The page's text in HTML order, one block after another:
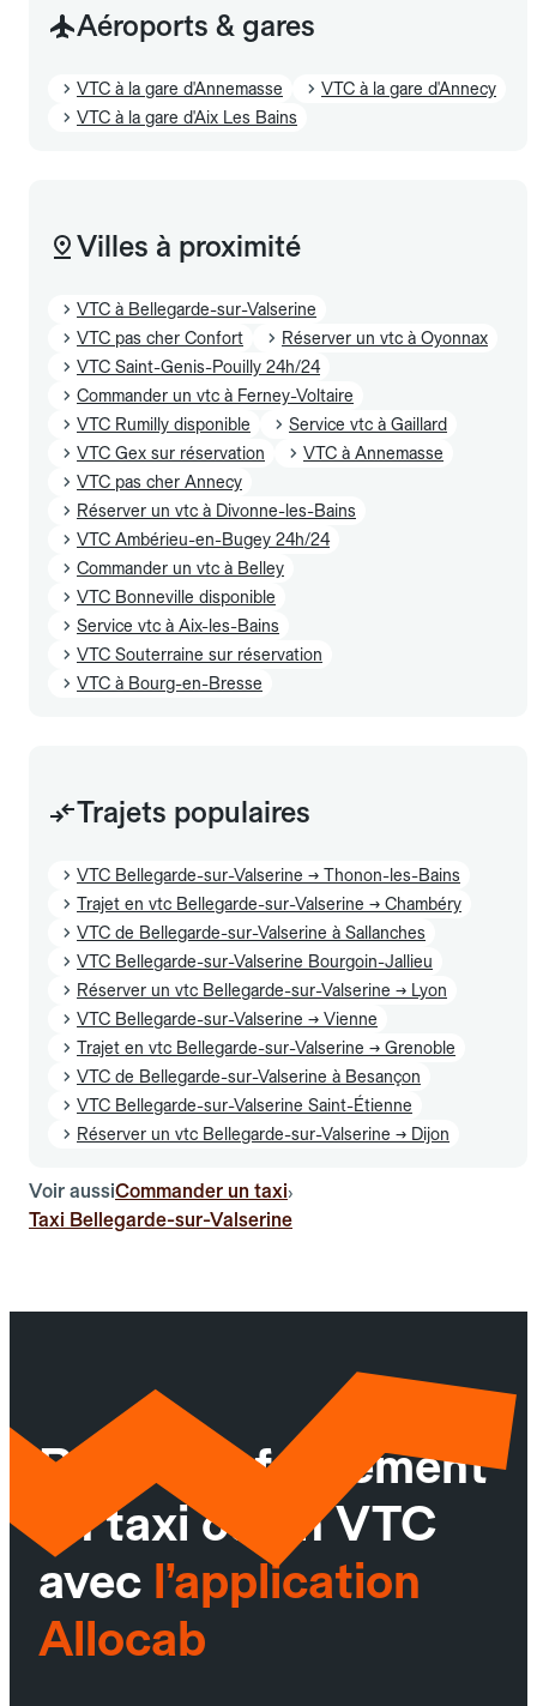
Aéroports & gares
VTC à la gare d'Annemasse
VTC à la gare d'Annecy
VTC à la gare d'Aix Les Bains
Villes à proximité
VTC à Bellegarde-sur-Valserine
VTC pas cher Confort
Réserver un vtc à Oyonnax
VTC Saint-Genis-Pouilly 24h/24
Commander un vtc à Ferney-Voltaire
VTC Rumilly disponible
Service vtc à Gaillard
VTC Gex sur réservation
VTC à Annemasse
VTC pas cher Annecy
Réserver un vtc à Divonne-les-Bains
VTC Ambérieu-en-Bugey 24h/24
Commander un vtc à Belley
VTC Bonneville disponible
Service vtc à Aix-les-Bains
VTC Souterraine sur réservation
VTC à Bourg-en-Bresse
Trajets populaires
VTC Bellegarde-sur-Valserine → Thonon-les-Bains
Trajet en vtc Bellegarde-sur-Valserine → Chambéry
VTC de Bellegarde-sur-Valserine à Sallanches
VTC Bellegarde-sur-Valserine Bourgoin-Jallieu
Réserver un vtc Bellegarde-sur-Valserine → Lyon
VTC Bellegarde-sur-Valserine → Vienne
Trajet en vtc Bellegarde-sur-Valserine → Grenoble
VTC de Bellegarde-sur-Valserine à Besançon
VTC Bellegarde-sur-Valserine Saint-Étienne
Réserver un vtc Bellegarde-sur-Valserine → Dijon
Voir aussiCommander un taxi›
Taxi Bellegarde-sur-Valserine
Réservez facilement
un taxi ou un VTC
avec l’application
Allocab